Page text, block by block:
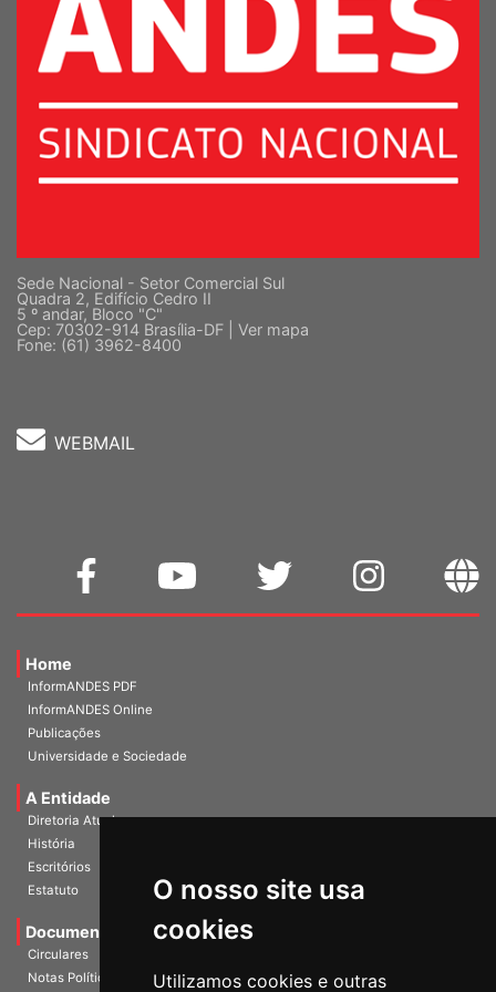
O nosso site usa
cookies
Utilizamos cookies e outras
Sede Nacional - Setor Comercial Sul
Quadra 2, Edifício Cedro II
5 º andar, Bloco "C"
Cep: 70302-914 Brasília-DF |
Home
InformANDES PDF
InformANDES Online
Publicações
A Entidade
Diretoria Atual
História
Escritórios
Documentos
Circulares